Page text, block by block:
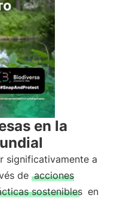
en la
significativamente a
de acciones
sostenibles en